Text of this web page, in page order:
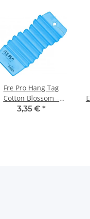
Fre Pro Hang Tag
Cotton Blossom –
Duftanhänger mit 30
3,35 € *